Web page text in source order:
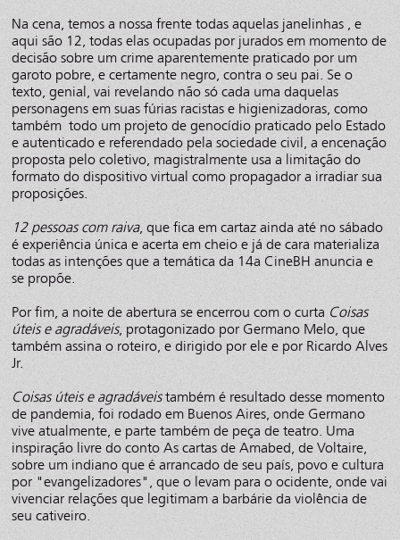
Na cena, temos a nossa frente todas aquelas janelinhas , e
aqui são 12, todas elas ocupadas por jurados em momento de
decisão sobre um crime aparentemente praticado por um
garoto pobre, e certamente negro, contra o seu pai. Se o
texto, genial, vai revelando não só cada uma daquelas
personagens em suas fúrias racistas e higienizadoras, como
também todo um projeto de genocídio praticado pelo Estado
e autenticado e referendado pela sociedade civil, a encenação
proposta pelo coletivo, magistralmente usa a limitação do
formato do dispositivo virtual como propagador a irradiar sua
proposições.
12 pessoas com raiva, que fica em cartaz ainda até no sábado
é experiência única e acerta em cheio e já de cara materializa
todas as intenções que a temática da 14a CineBH anuncia e
se propõe.
Por fim, a noite de abertura se encerrou com o curta Coisas
úteis e agradáveis, protagonizado por Germano Melo, que
também assina o roteiro, e dirigido por ele e por Ricardo Alves
Jr.
Coisas úteis e agradáveistambém é resultado desse momento
de pandemia, foi rodado em Buenos Aires, onde Germano
vive atualmente, e parte também de peça de teatro. Uma
inspiração livre do conto As cartas de Amabed, de Voltaire,
sobre um indiano que é arrancado de seu país, povo e cultura
por "evangelizadores", que o levam para o ocidente, onde vai
vivenciar relações que legitimam a barbárie da violência de
seu cativeiro.